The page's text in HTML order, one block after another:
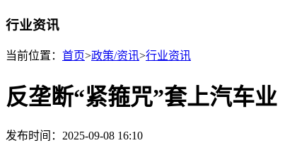
行业资讯
当前位置： 首页>政策/资讯>行业资讯
反垄断“紧箍咒”套上汽车业
发布时间：2025-09-08 16:10